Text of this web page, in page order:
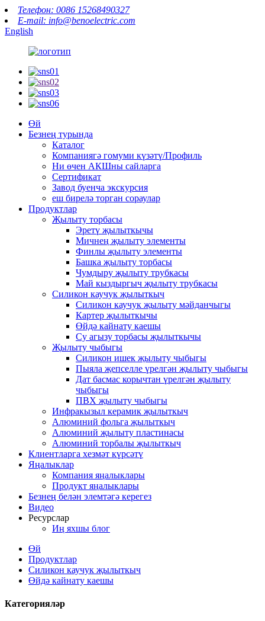
Телефон: 0086 15268490327
E-mail: info@benoelectric.com
English
Өй
Безнең турында
Каталог
Компаниягә гомуми күзәтү/Профиль
Ни өчен АКШны сайларга
Сертификат
Завод буенча экскурсия
еш бирелә торган сораулар
Продуктлар
Җылыту торбасы
Эретү җылыткычы
Мичнең җылыту элементы
Финлы җылыту элементы
Башка җылыту торбасы
Чумдыру җылыту трубкасы
Май кыздыргыч җылыту трубкасы
Силикон каучук җылыткыч
Силикон каучук җылыту мәйданчыгы
Картер җылыткычы
Өйдә кайнату каешы
Су агызу торбасы җылыткычы
Җылыту чыбыгы
Силикон ишек җылыту чыбыгы
Пыяла җепселле үрелгән җылыту чыбыгы
Дат басмас корычтан үрелгән җылыту
чыбыгы
ПВХ җылыту чыбыгы
Инфракызыл керамик җылыткыч
Алюминий фольга җылыткыч
Алюминий җылыту пластинасы
Алюминий торбалы җылыткыч
Клиентларга хезмәт күрсәтү
Яңалыклар
Компания яңалыклары
Продукт яңалыклары
Безнең белән элемтәгә керегез
Видео
Ресурслар
Иң яхшы блог
Өй
Продуктлар
Силикон каучук җылыткыч
Өйдә кайнату каешы
Категорияләр